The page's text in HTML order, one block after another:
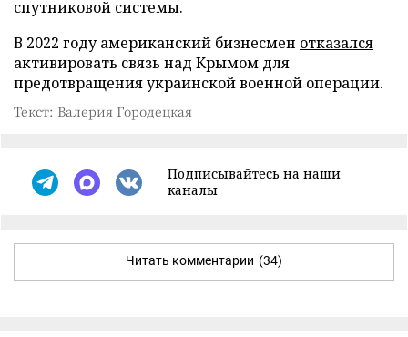
спутниковой системы.
В 2022 году американский бизнесмен отказался
активировать связь над Крымом для
предотвращения украинской военной операции.
Текст: Валерия Городецкая
Подписывайтесь на наши
каналы
Читать комментарии (34)